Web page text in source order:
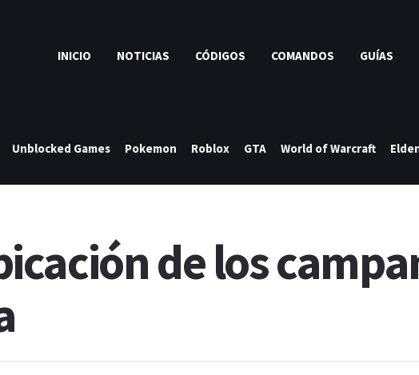
INICIO NOTICIAS CÓDIGOS COMANDOS GUÍAS
Unblocked Games Pokemon Roblox GTA World of Warcraft
de los